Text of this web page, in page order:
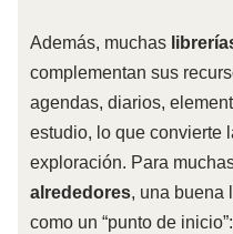
Además, muchas
complementan sus
agendas, diarios,
estudio, lo que convierte
exploración. Para
alrededores, una buena
como un “punto de